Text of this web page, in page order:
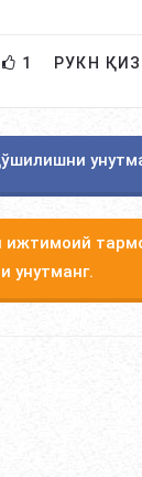
1 РУКН
унутманг.